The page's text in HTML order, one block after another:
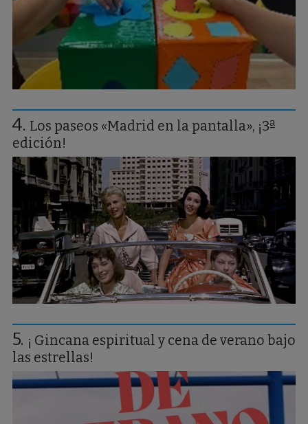
Los paseos «Madrid en la pantalla», ¡3ª
edición!
¡ Gincana espiritual y cena de verano bajo
las estrellas!